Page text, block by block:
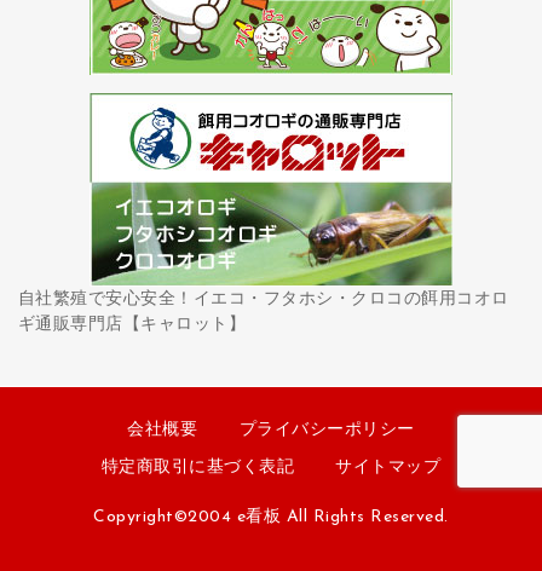
自社繁殖で安心安全！イエコ・フタホシ・クロコの餌用コオロ
ギ通販専門店【キャロット】
会社概要 プライバシーポリシー
特定商取引に基づく表記 サイトマップ
Copyright©2004 e看板 All Rights Reserved.